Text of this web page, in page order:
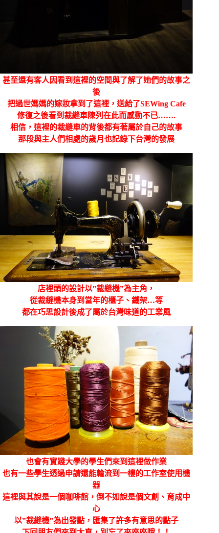
甚至還有客人因看到這裡的空間與了解了她們的故事之
後
把過世媽媽的嫁妝拿到了這裡，送給了SEWing Cafe
修復之後看到裁縫車陳列在此而感動不已…….
相信，這裡的裁縫車的背後都有著屬於自己的故事
那段與主人們相處的歲月也記錄下台灣的發展
店裡頭的設計以”裁縫機”為主角，
從裁縫機本身到當年的櫃子、鐵架…等
都在巧思設計後成了屬於台灣味道的工業風
也會有實踐大學的學生們來到這裡做作業
也有一些學生透過申請還能輪流到一樓的工作室使用機
器
這裡與其說是一個咖啡館，倒不如說是個文創、育成中
心
以”裁縫機”為出發點，匯集了許多有意思的點子